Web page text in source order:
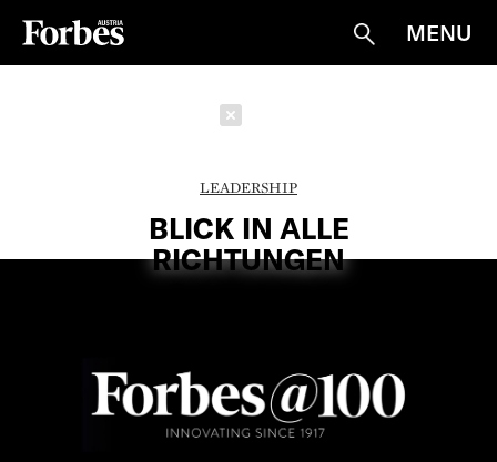
Suche
MENU
LEADERSHIP
BLICK IN ALLE
RICHTUNGEN